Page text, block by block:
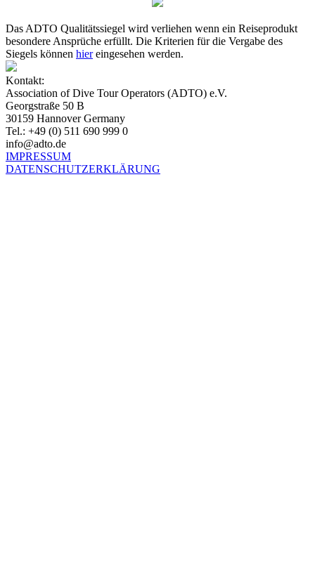
Das ADTO Qualitätssiegel wird verliehen wenn ein Reiseprodukt
besondere Ansprüche erfüllt. Die Kriterien für die Vergabe des
Siegels können hiereingesehen werden.
Kontakt:
Association of Dive Tour Operators (ADTO) e.V.
Georgstraße 50 B
30159 Hannover Germany
Tel.: +49 (0) 511 690 999 0
info@adto.de
IMPRESSUM
DATENSCHUTZERKLÄRUNG